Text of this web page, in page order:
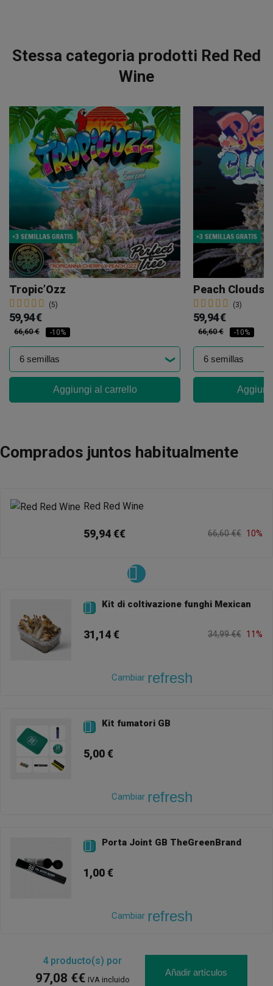
Stessa categoria prodotti Red Red
Wine
Tropic’Ozz
(5)
59,94 €
66,60 € -10%
Aggiungi al carrello
Peach Clouds
(3)
59,94 €
66,60 € -10%
Comprados juntos habitualmente
Red Red Wine
59,94 €€ 66,60 €€ 10%
 Kit di coltivazione funghi Mexican
31,14 € 34,99 €€ 11%
Cambiar refresh
 Kit fumatori GB
5,00 €
Cambiar refresh
 Porta Joint GB TheGreenBrand
1,00 €
Cambiar refresh
4producto(s) por
97,08 €€ IVA incluido
Añadir artículos